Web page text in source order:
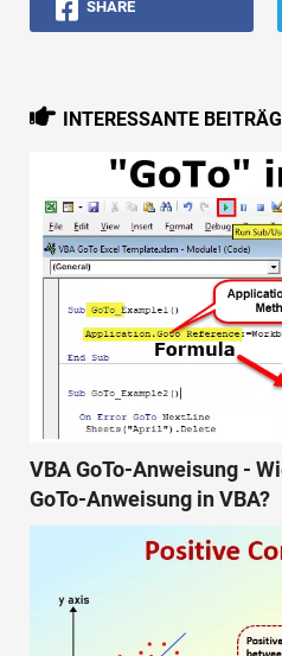
SHARE
INTERESSANTE
VBA GoTo-Anweisung -
GoTo-Anweisung in VBA?